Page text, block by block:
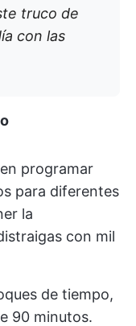
truco de
con las
programar
para diferentes
la
con mil
de tiempo,
90 minutos.